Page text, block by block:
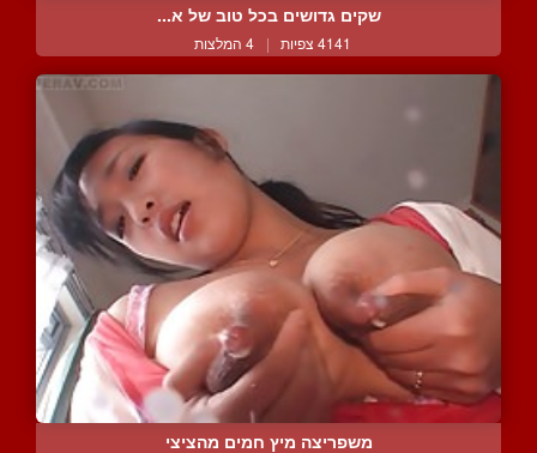
שקים גדושים בכל טוב של א...
4141 צפיות | 4 המלצות
משפריצה מיץ חמים מהציצי